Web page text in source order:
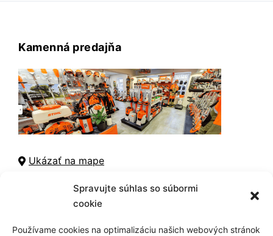
Spravujte súhlas so súbormi
cookie
Používame cookies na optimalizáciu našich webových stránok
Kamenná predajňa
Ukázať na mape
Otváracie hodiny